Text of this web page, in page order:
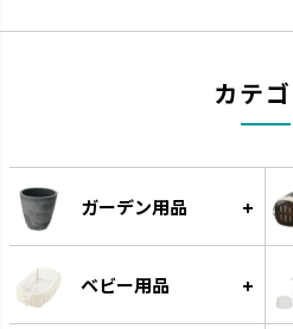
愛犬と一緒に遊べるコミュニケ
え
カテ
ガーデン用品
ベビー用品